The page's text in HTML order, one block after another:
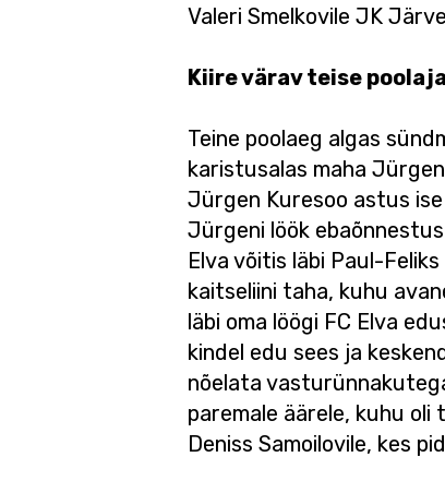
Valeri Smelkovile JK
Kiire värav teise
Teine poolaeg algas
karistusalas maha
Jürgen Kuresoo astus
Jürgeni löök
Elva võitis läbi Paul-
kaitseliini taha, kuhu
läbi oma löögi FC Elva
kindel edu sees ja
nõelata
paremale äärele, kuhu oli
Deniss Samoilovile, kes